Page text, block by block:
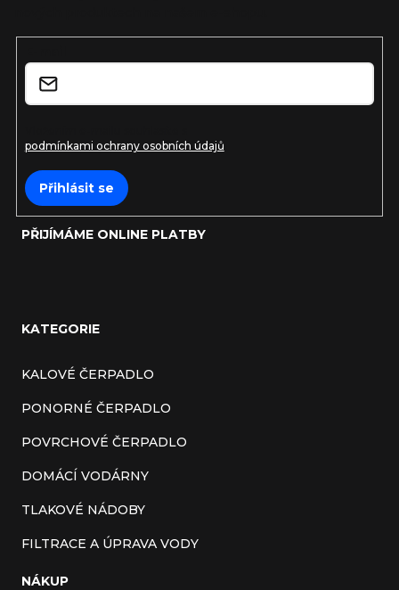
podmínkami ochrany osobních údajů
Přihlásit se
PŘIJÍMÁME ONLINE PLATBY
KATEGORIE
KALOVÉ ČERPADLO
PONORNÉ ČERPADLO
POVRCHOVÉ ČERPADLO
DOMÁCÍ VODÁRNY
TLAKOVÉ NÁDOBY
FILTRACE A ÚPRAVA VODY
NÁKUP